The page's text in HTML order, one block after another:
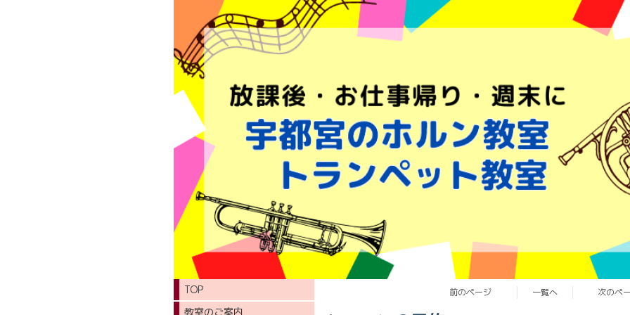
前のページ 一覧へ 次のペ
TOP
教室のご案内